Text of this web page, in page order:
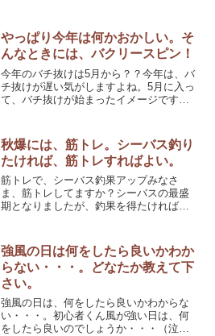
巻く糸を「釣り糸」と呼ぶだけではあり
ません。それにもう１本...
やっぱり今年は何かおかしい。そ
んなときには、バクリースピン！
今年のバチ抜けは5月から？？今年は、バ
チ抜けが遅い気がしますよね。5月に入っ
て、バチ抜けが始まったイメージです。
す。普通のバチは、もはや終盤戦。タフ
な状況で活躍するルア...
秋爆には、筋トレ。シーバス釣り
たければ、筋トレすればよい。
筋トレで、シーバス釣果アップみなさ
ま、筋トレしてますか？シーバスの最盛
期となりましたが、釣果を得たければ筋
盛期には、上半身を鍛えることがオスス
メなんです。混むときは、キ...
強風の日は何をしたら良いかわか
らない・・・。どなたか教えて下
さい。
強風の日は、何をしたら良いかわからな
い・・・。初心者くん風が強い日は、何
をしたら良いのでしょうか・・・（泣）